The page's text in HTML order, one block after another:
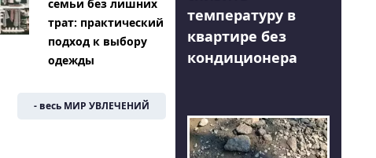
семьи без лишних
трат: практический
подход к выбору
одежды
- весь МИР УВЛЕЧЕНИЙ
температуру в
квартире без
кондиционера